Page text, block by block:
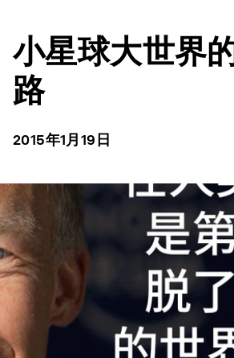
小星球大世界
路
2015年1月19日